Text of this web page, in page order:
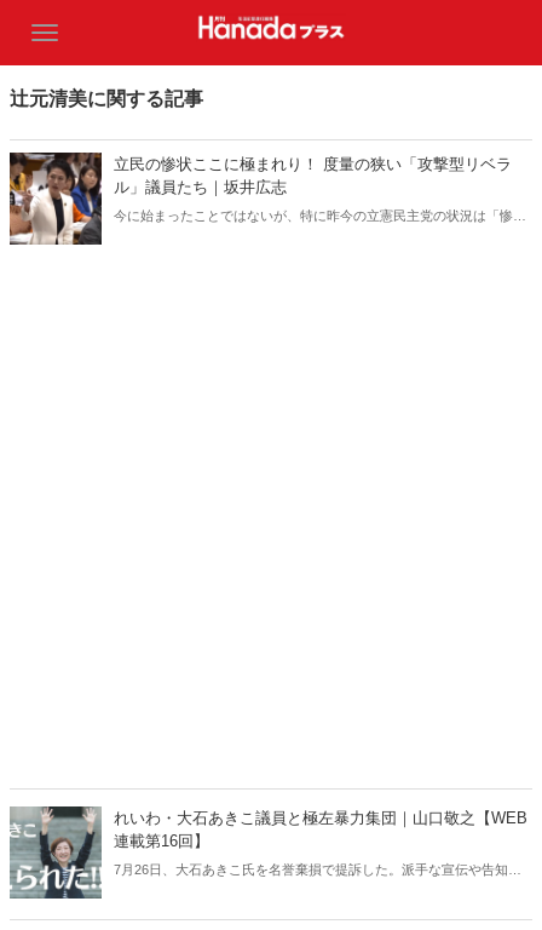
辻元清美に関する記事
立民の惨状ここに極まれり！ 度量の狭い「攻撃型リベラ
ル」議員たち｜坂井広志
今に始まったことではないが、特に昨今の立憲民主党の状況は「惨
れいわ・大石あきこ議員と極左暴力集団｜山口敬之【WEB
連載第16回】
7月26日、大石あきこ氏を名誉棄損で提訴した。派手な宣伝や告知は